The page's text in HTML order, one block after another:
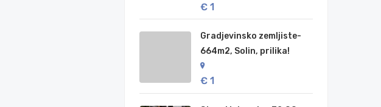
€ 1
Gradjevinsko zemljiste-
664m2, Solin, prilika!
€ 1